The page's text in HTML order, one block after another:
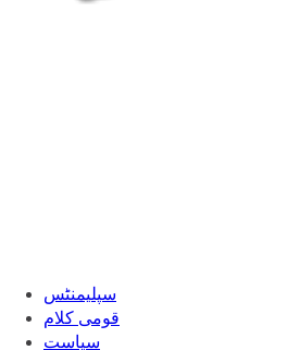
سپلیمنٹس
قومی کلام
سیاست